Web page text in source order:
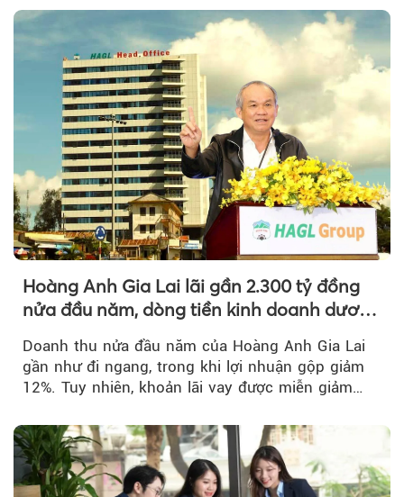
Hoàng Anh Gia Lai lãi gần 2.300 tỷ đồng
nửa đầu năm, dòng tiền kinh doanh dương
Doanh thu nửa đầu năm của Hoàng Anh Gia Lai
gần như đi ngang, trong khi lợi nhuận gộp giảm
12%. Tuy nhiên, khoản lãi vay được miễn giảm